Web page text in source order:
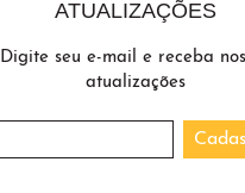
ATUALIZAÇÕES
Digite seu e-mail e receba
atualizações